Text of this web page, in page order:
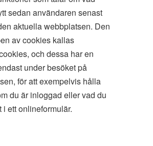
sedan användaren senast
aktuella webbplatsen. Den
av cookies kallas
och dessa har en
under besöket på
för att exempelvis hålla
du är inloggad eller vad du
i ett onlineformulär.